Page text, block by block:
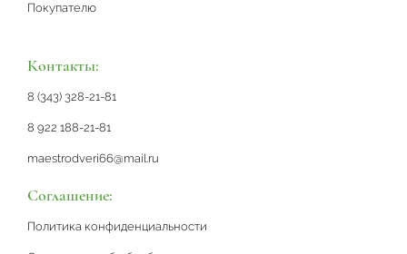
Покупателю
Контакты:
8 (343) 328-21-81
8 922 188-21-81
maestrodveri66@mail.ru
Соглашение:
Политика конфиденциальности